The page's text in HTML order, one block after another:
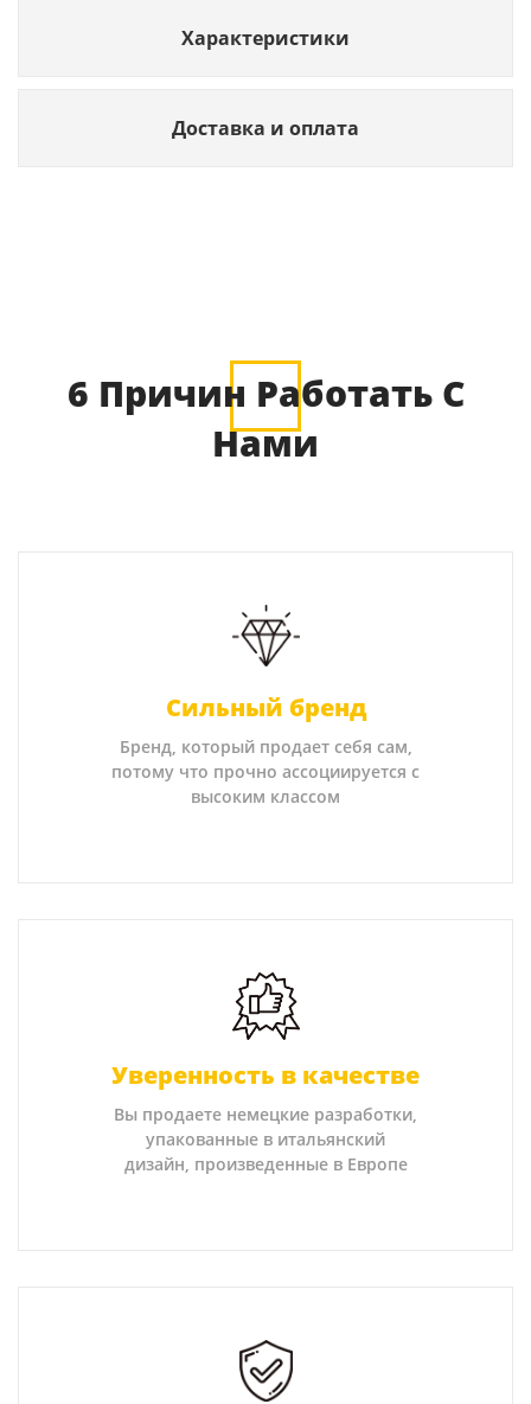
Характеристики
Доставка и оплата
6 Причин Работать С
Нами
Сильный бренд
Бренд, который продает себя сам,
потому что прочно ассоциируется с
высоким классом
Уверенность в качестве
Вы продаете немецкие разработки,
упакованные в итальянский
дизайн, произведенные в Европе